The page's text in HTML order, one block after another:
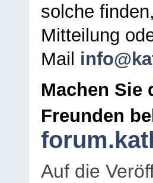
solche
Mitteilung
Mail
Machen Sie
Freunden
Auf die